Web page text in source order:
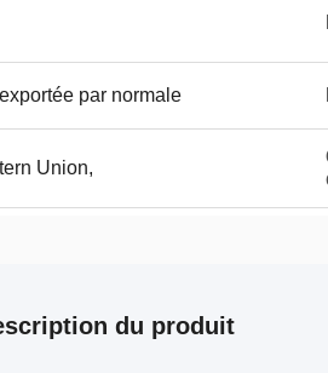
par normale
Union,
du produit